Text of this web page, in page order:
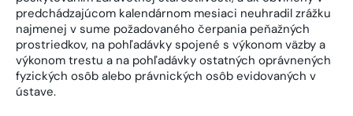
predchádzajúcom kalendárnom mesiaci neuhradil zrážku
najmenej v sume požadovaného čerpania peňažných
prostriedkov, na pohľadávky spojené s výkonom väzby a
výkonom trestu a na pohľadávky ostatných oprávnených
fyzických osôb alebo právnických osôb evidovaných v
ústave.